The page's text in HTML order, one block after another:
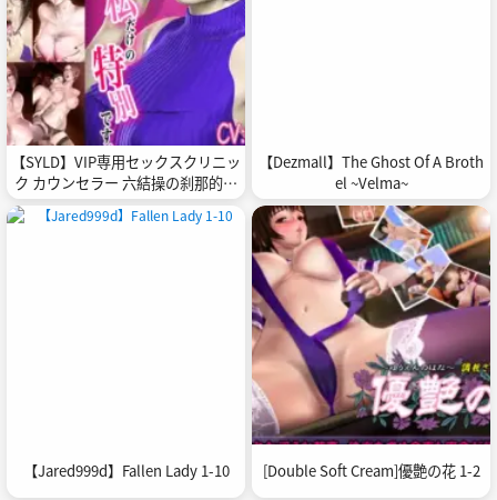
【SYLD】VIP専用セックスクリニッ
ク カウンセラー 六結操の刹那的前
日譚
【Dezmall】The Ghost Of A Broth
el ~Velma~
【Jared999d】Fallen Lady 1-10 [Double Soft Cream]優艶の花 1-2